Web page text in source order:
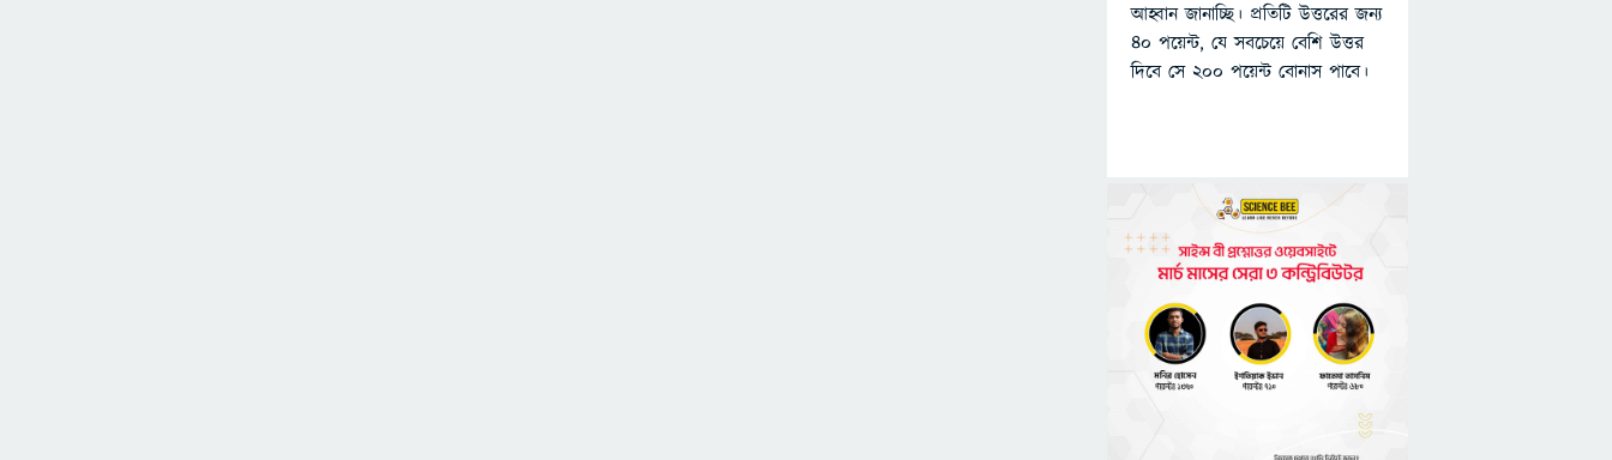
আহ্বান জানাচ্ছি। প্রতিটি উত্তরের জন্য
৪০ পয়েন্ট, যে সবচেয়ে বেশি উত্তর
দিবে সে ২০০ পয়েন্ট বোনাস পাবে।